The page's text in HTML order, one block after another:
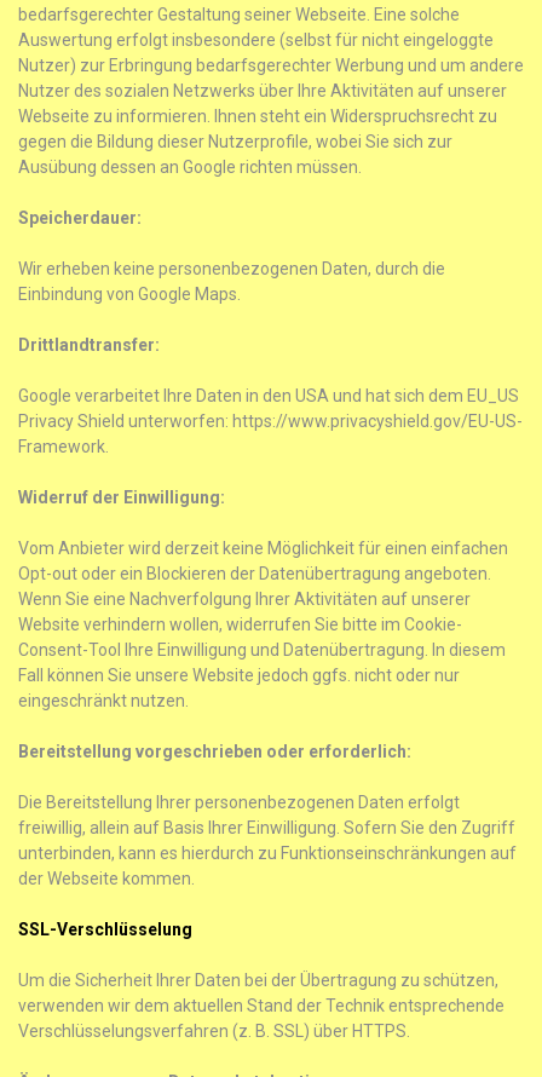
bedarfsgerechter Gestaltung seiner Webseite. Eine solche
Auswertung erfolgt insbesondere (selbst für nicht eingeloggte
Nutzer) zur Erbringung bedarfsgerechter Werbung und um andere
Nutzer des sozialen Netzwerks über Ihre Aktivitäten auf unserer
Webseite zu informieren. Ihnen steht ein Widerspruchsrecht zu
gegen die Bildung dieser Nutzerprofile, wobei Sie sich zur
Ausübung dessen an Google richten müssen.
Speicherdauer:
Wir erheben keine personenbezogenen Daten, durch die
Einbindung von Google Maps.
Drittlandtransfer:
Google verarbeitet Ihre Daten in den USA und hat sich dem EU_US
Privacy Shield unterworfen: https://www.privacyshield.gov/EU-US-
Framework.
Widerruf der Einwilligung:
Vom Anbieter wird derzeit keine Möglichkeit für einen einfachen
Opt-out oder ein Blockieren der Datenübertragung angeboten.
Wenn Sie eine Nachverfolgung Ihrer Aktivitäten auf unserer
Website verhindern wollen, widerrufen Sie bitte im Cookie-
Consent-Tool Ihre Einwilligung und Datenübertragung. In diesem
Fall können Sie unsere Website jedoch ggfs. nicht oder nur
eingeschränkt nutzen.
Bereitstellung vorgeschrieben oder erforderlich:
Die Bereitstellung Ihrer personenbezogenen Daten erfolgt
freiwillig, allein auf Basis Ihrer Einwilligung. Sofern Sie den Zugriff
unterbinden, kann es hierdurch zu Funktionseinschränkungen auf
der Webseite kommen.
SSL-Verschlüsselung
Um die Sicherheit Ihrer Daten bei der Übertragung zu schützen,
verwenden wir dem aktuellen Stand der Technik entsprechende
Verschlüsselungsverfahren (z. B. SSL) über HTTPS.